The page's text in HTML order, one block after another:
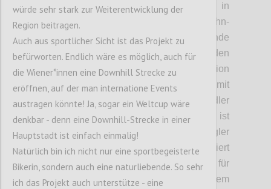
• Stationen:Die Einstiegstelle in
Heiligenstadt soll direkt auf die U-Bahn-
Station aufgesetzt werden. Entsprechende
Gespräche mit den Wiener Linien wurden
bereits begonnen. In Jedlesee soll die Station
zu einem kleinen Freizeitzentrum mit
Gastronomieangebot und Service für Radler
ausgebaut werden. Auf dem Kahlenberg ist
ein Angebot für Touristen und Ausflügler
angedacht: In die Bergstation integriert
werden sollen ein Souvenirshop, ein Markt für
regionale Anbieter, etwa aus dem
würde sehr stark zur Weiterentwicklung der
Region beitragen.
Auch aus sportlicher Sicht ist das Projekt zu
befürworten. Endlich wäre es möglich, auch für
die Wiener*innen eine Downhill Strecke zu
eröffnen, auf der man internatione Events
austragen könnte! Ja, sogar ein Weltcup wäre
denkbar - denn eine Downhill-Strecke in einer
Hauptstadt ist einfach einmalig!
Natürlich bin ich nicht nur eine sportbegeisterte
Bikerin, sondern auch eine naturliebende. So sehr
ich das Projekt auch unterstütze - eine